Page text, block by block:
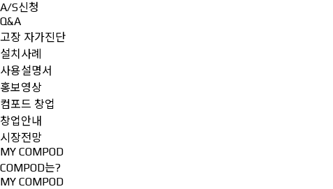
A/S신청
Q&A
고장 자가진단
설치사례
사용설명서
홍보영상
컴포드 창업
창업안내
시장전망
MY COMPOD
COMPOD는?
MY COMPOD